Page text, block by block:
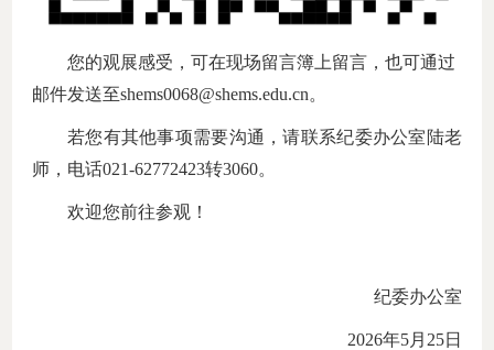
您的观展感受，可在现场留言簿上留言，也可通过
邮件发送至shems0068@shems.edu.cn。
若您有其他事项需要沟通，请联系纪委办公室 陆老
师，电话021-62772423转3060。
欢迎您前往参观！
纪委办公室
2026年5月 25日